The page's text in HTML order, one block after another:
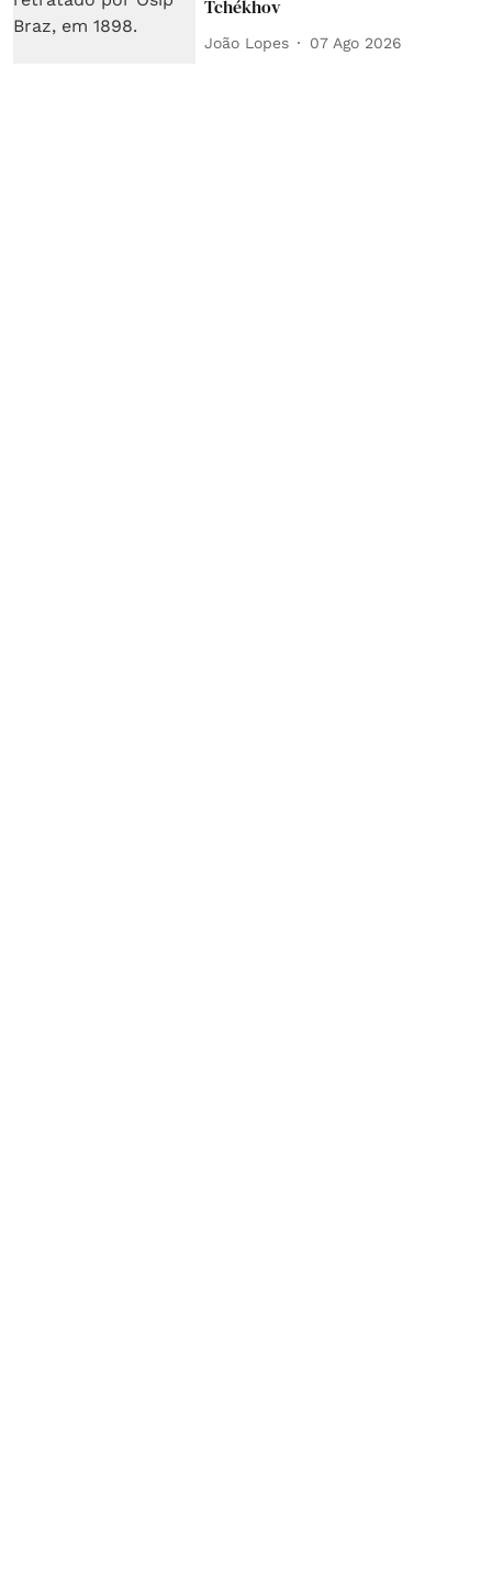
Tchékhov
João Lopes 07 Ago 2026